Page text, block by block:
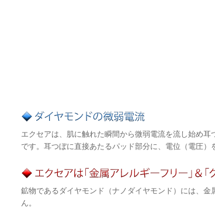
エクセアは、肌に触れた瞬間から微弱電流を流し始め
です。耳つぼに直接あたるパッド部分に、電位（電圧）
鉱物であるダイヤモンド（ナノダイヤモンド）には、
ん。